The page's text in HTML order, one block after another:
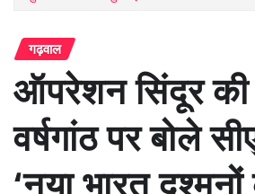
गढ़वाल
ऑपरेशन सिंदूर
वर्षगांठ पर बोले